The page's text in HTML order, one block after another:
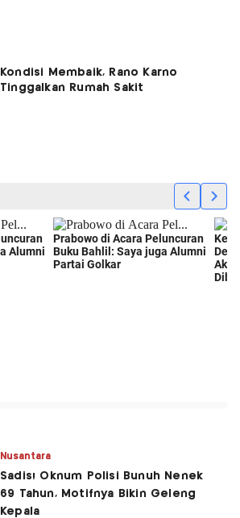
Kondisi Membaik, Rano Karno
Tinggalkan Rumah Sakit
Nusantara
Sadis! Oknum Polisi Bunuh Nenek
69 Tahun, Motifnya Bikin Geleng
Kepala